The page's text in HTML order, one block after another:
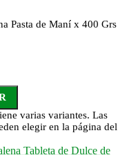
Pasta de Maní x 400 Grs
varias variantes. Las
elegir en la página del